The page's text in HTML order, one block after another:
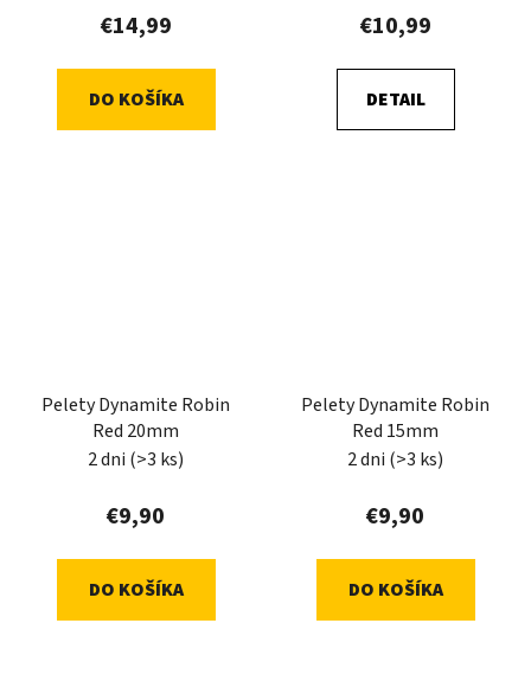
€14,99
DO KOŠÍKA
€10,99
DETAIL
Pelety Dynamite Robin
Red 20mm
2 dni (>3 ks)
€9,90
DO KOŠÍKA
Pelety Dynamite Robin
Red 15mm
2 dni (>3 ks)
€9,90
DO KOŠÍKA